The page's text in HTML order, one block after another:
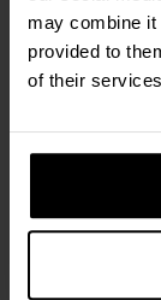
may combine it
provided to
of their
abastecimento
RAVAS conta